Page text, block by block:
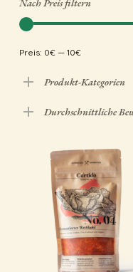
Nach Preis filtern
Preis: 0€— 10€
Produkt-Kategorien
Durchschnittliche